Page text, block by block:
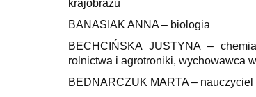
krajobrazu
BANASIAK ANNA – biologia
BECHCIŃSKA JUSTYNA –
rolnictwa i agrotroniki, wychowawca
BEDNARCZUK MARTA –